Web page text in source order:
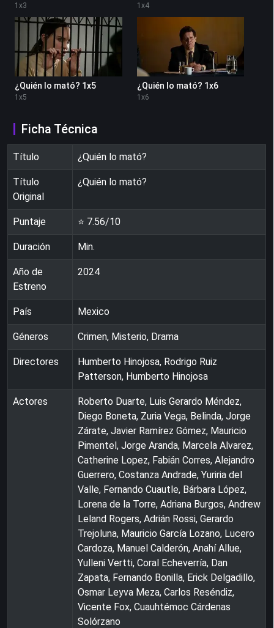
1 x3 1 x4
¿Quién lo mató? 1x5
1 x5
¿Quién lo mató? 1x6
1 x6
Ficha Técnica
Título ¿Quién lo mató?
Título
Original
¿Quién lo mató?
Puntaje ⭐ 7.56/10
Duración Min.
Año de
Estreno
2024
País Mexico
Géneros Crimen, Misterio, Drama
Directores
Humberto Hinojosa, Rodrigo Ruiz
Patterson, Humberto Hinojosa
Actores
Roberto Duarte, Luis Gerardo Méndez,
Diego Boneta, Zuria Vega, Belinda, Jorge
Zárate, Javier Ramírez Gómez, Mauricio
Pimentel, Jorge Aranda, Marcela Alvarez,
Catherine Lopez, Fabián Corres, Alejandro
Guerrero, Costanza Andrade, Yuriria del
Valle, Fernando Cuautle, Bárbara López,
Lorena de la Torre, Adriana Burgos, Andrew
Leland Rogers, Adrián Rossi, Gerardo
Trejoluna, Mauricio García Lozano, Lucero
Cardoza, Manuel Calderón, Anahí Allue,
Yulleni Vertti, Coral Echeverría, Dan
Zapata, Fernando Bonilla, Erick Delgadillo,
Osmar Leyva Meza, Carlos Reséndiz,
Vicente Fox, Cuauhtémoc Cárdenas
Solórzano